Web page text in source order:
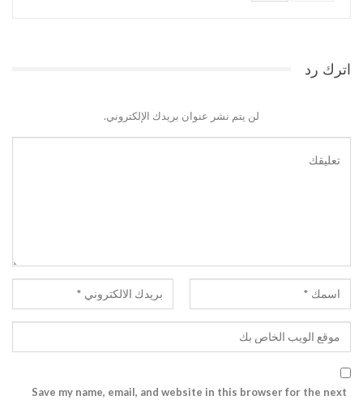
اترك رد
لن يتم نشر عنوان بريدك الإلكتروني.
Save my name, email, and website in this browser for the next